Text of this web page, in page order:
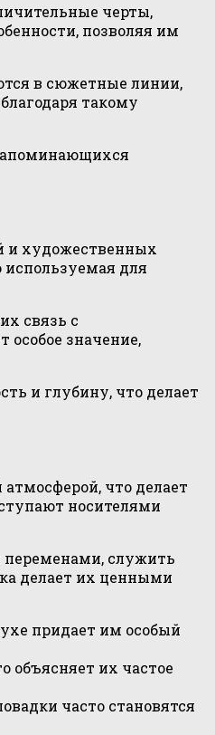
черты,
позволяя им
в сюжетные линии,
такому
и художественных
для
связь с
значение,
и глубину, что делает
что делает
носителями
переменами, служить
делает их ценными
придает им особый
их частое
часто становятся